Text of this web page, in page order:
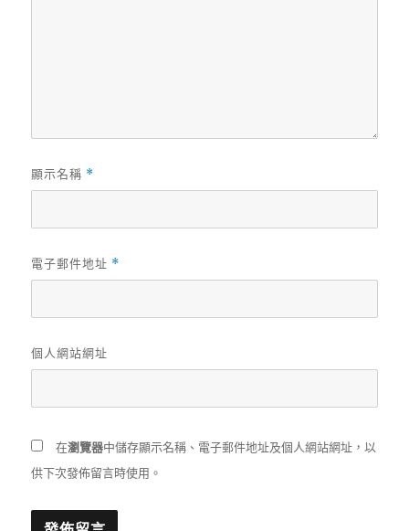
顯示名稱 *
電子郵件地址 *
個人網站網址
在瀏覽器中儲存顯示名稱、電子郵件地址及個人網站網址，以
供下次發佈留言時使用。